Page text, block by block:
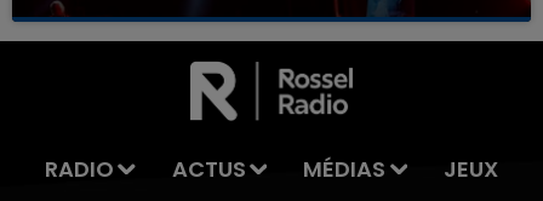
RADIO ACTUS MÉDIAS
JEUX